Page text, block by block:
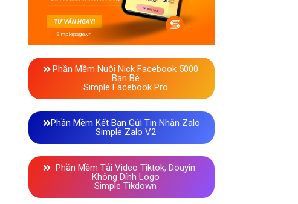
Phần Mềm Nuôi Nick Facebook 5000
Bạn Bè
Simple Facebook Pro
Phần Mềm Kết Bạn Gửi Tin Nhắn Zalo
Simple Zalo V2
Phần Mềm Tải Video Tiktok, Douyin
Không Dính Logo
Simple Tikdown